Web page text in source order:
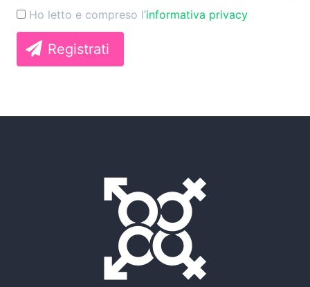
Ho letto e compreso l’informativa privacy
Registrati